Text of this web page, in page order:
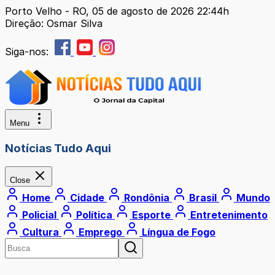
Porto Velho - RO, 05 de agosto de 2026 22:44h
Direção: Osmar Silva
Siga-nos:
Menu
Notícias Tudo Aqui
Close
Home Cidade Rondônia Brasil
Mundo
Policial
Política Esporte
Entretenimento
Cultura
Emprego Língua de Fogo